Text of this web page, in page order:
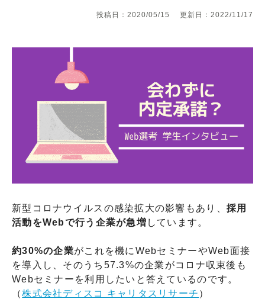
投稿日：2020/05/15 更新日：2022/11/17
新型コロナウイルスの感染拡大の影響もあり、 採用
活動をWebで行う企業が急増 しています。
約30%の企業がこれを機にWebセミナーやWeb面接
を導入し、そのうち57.3%の企業がコロナ収束後も
Webセミナーを利用したいと答えているのです。
（株式会社ディスコ キャリタスリサーチ ）